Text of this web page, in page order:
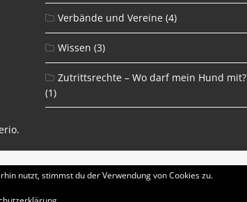
Verbände und Vereine(4)
Wissen (3)
Zutrittsrechte – Wo darf mein Hund mit?
(1)
.
nutzt, stimmst du der Verwendung von Cookies zu.